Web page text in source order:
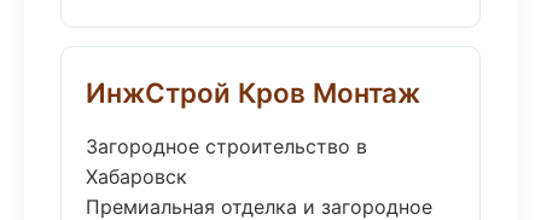
ИнжСтрой Кров Монтаж
Загородное строительство в
Хабаровск
Премиальная отделка и загородное